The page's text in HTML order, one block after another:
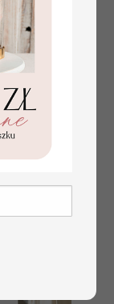
Promocja:
13.00 PLN